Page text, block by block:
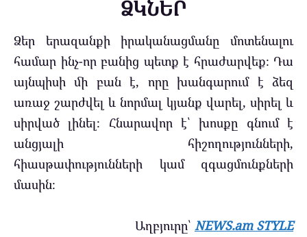
ՁԿՆԵՐ
Ձեր երազանքի իրականացմանը մոտենալու
համար ինչ-որ բանից պետք է հրաժարվեք։ Դա
այնպիսի մի բան է, որը խանգարում է ձեզ
առաջ շարժվել և նորմալ կյանք վարել, սիրել և
սիրված լինել։ Հնարավոր է՝ խոսքը գնում է
անցյալի հիշողությունների,
հիասթափությունների կամ զգացմունքների
մասին։
Աղբյուրը՝ NEWS.am STYLE